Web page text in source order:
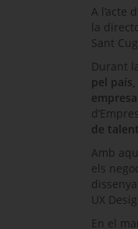
A l’acte
la
Sant
Durant
pel
de
Amb
els
UX
En el